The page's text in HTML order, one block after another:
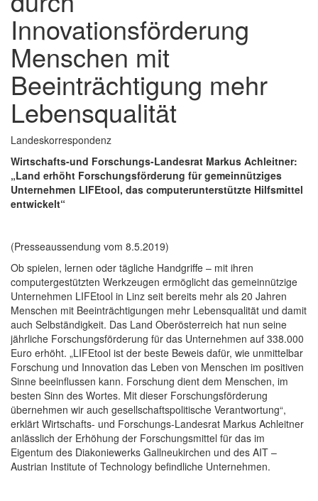
Innovationsförderung
Menschen mit
Beeinträchtigung mehr
Lebensqualität
Landeskorrespondenz
Wirtschafts-und Forschungs-Landesrat Markus Achleitner:
„Land erhöht Forschungsförderung für gemeinnütziges
Unternehmen LIFEtool, das computerunterstützte Hilfsmittel
entwickelt“
(Presseaussendung vom 8.5.2019)
Ob spielen, lernen oder tägliche Handgriffe – mit ihren
computergestützten Werkzeugen ermöglicht das gemeinnützige
Unternehmen LIFEtool in Linz seit bereits mehr als 20 Jahren
Menschen mit Beeinträchtigungen mehr Lebensqualität und damit
auch Selbständigkeit. Das Land Oberösterreich hat nun seine
jährliche Forschungsförderung für das Unternehmen auf 338.000
Euro erhöht. „LIFEtool ist der beste Beweis dafür, wie unmittelbar
Forschung und Innovation das Leben von Menschen im positiven
Sinne beeinflussen kann. Forschung dient dem Menschen, im
besten Sinn des Wortes. Mit dieser Forschungsförderung
übernehmen wir auch gesellschaftspolitische Verantwortung“,
erklärt Wirtschafts- und Forschungs-Landesrat Markus Achleitner
anlässlich der Erhöhung der Forschungsmittel für das im
Eigentum des Diakoniewerks Gallneukirchen und des AIT –
Austrian Institute of Technology befindliche Unternehmen.